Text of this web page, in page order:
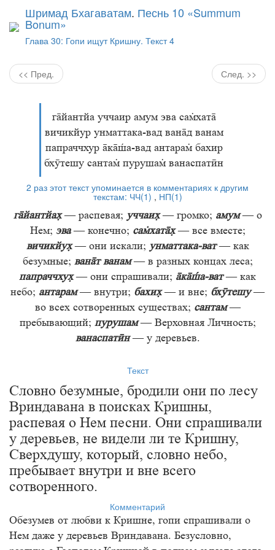
Шримад Бхагаватам. Песнь 10 «Summum
Bonum»
Глава 30: Гопи ищут Кришну. Текст 4
<< Пред. След. >>
гйантйа уччаир амум эва сахат
вичикйур унматтака-вад ванд ванам
папраччхур ка-вад антара бахир
бхӯтешу санта пуруша ванаспатӣн
2 раз этот текст упоминается в комментариях к другим
текстам: ЧЧ(1) , НП(1)
гйантйа— распевая; уччаи— громко; амум— о
Нем; эва— конечно; сахат— все вместе;
вичикйу— они искали; унматтака-ват— как
безумные; вант ванам— в разных концах леса;
папраччху— они спрашивали; ка-ват— как
небо; антарам— внутри; бахи— и вне; бхӯтешу—
во всех сотворенных существах; сантам—
пребывающий; пурушам— Верховная Личность;
ванаспатӣн— у деревьев.
Текст
Словно безумные, бродили они по лесу
Вриндавана в поисках Кришны,
распевая о Нем песни. Они спрашивали
у деревьев, не видели ли те Кришну,
Сверхдушу, который, словно небо,
пребывает внутри и вне всего
сотворенного.
Комментарий
Обезумев от любви к Кришне, гопи спрашивали о
Нем даже у деревьев Вриндавана. Безусловно,